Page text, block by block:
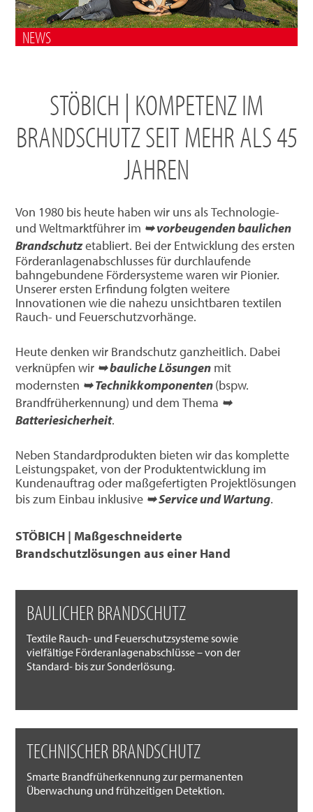
NEWS
STÖBICH | KOMPETENZ IM
BRANDSCHUTZ SEIT MEHR ALS 45
JAHREN
Von 1980 bis heute haben wir uns als Technologie-
und Weltmarktführer im ➥ vorbeugenden baulichen
Brandschutzetabliert. Bei der Entwicklung des ersten
Förderanlagenabschlusses für durchlaufende
bahngebundene Fördersysteme waren wir Pionier.
Unserer ersten Erfindung folgten weitere
Innovationen wie die nahezu unsichtbaren textilen
Rauch- und Feuerschutzvorhänge.
Heute denken wir Brandschutz ganzheitlich. Dabei
verknüpfen wir ➥ bauliche Lösungen mit
modernsten ➥ Technikkomponenten(bspw.
Brandfrüherkennung) und dem Thema ➥
Batteriesicherheit.
Neben Standardprodukten bieten wir das komplette
Leistungspaket, von der Produktentwicklung im
Kundenauftrag oder maßgefertigten Projektlösungen
bis zum Einbau inklusive ➥ Service und Wartung.
STÖBICH | Maßgeschneiderte
Brandschutzlösungen aus einer Hand
BAULICHER BRANDSCHUTZ
Textile Rauch- und Feuerschutzsysteme sowie
vielfältige Förderanlagenabschlüsse – von der
Standard- bis zur Sonderlösung.
TECHNISCHER BRANDSCHUTZ
Smarte Brandfrüherkennung zur permanenten
Überwachung und frühzeitigen Detektion.